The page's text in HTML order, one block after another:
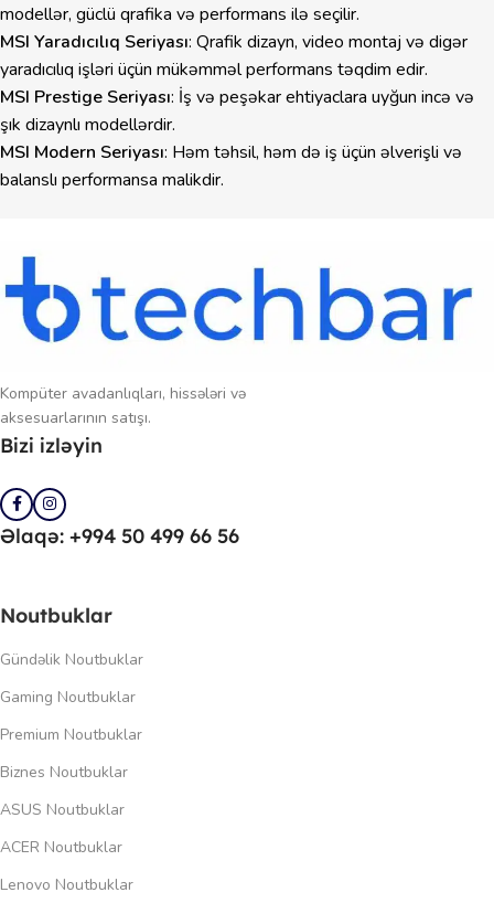
modellər, güclü qrafika və performans ilə seçilir.
MSI Yaradıcılıq Seriyası: Qrafik dizayn, video montaj və digər
yaradıcılıq işləri üçün mükəmməl performans təqdim edir.
MSI Prestige Seriyası: İş və peşəkar ehtiyaclara uyğun incə və
şık dizaynlı modellərdir.
MSI Modern Seriyası: Həm təhsil, həm də iş üçün əlverişli və
balanslı performansa malikdir.
Kompüter avadanlıqları, hissələri və
aksesuarlarının satışı.
Bizi izləyin
Əlaqə: +994 50 499 66 56
Noutbuklar
Gündəlik Noutbuklar
Gaming Noutbuklar
Premium Noutbuklar
Biznes Noutbuklar
ASUS Noutbuklar
ACER Noutbuklar
Lenovo Noutbuklar